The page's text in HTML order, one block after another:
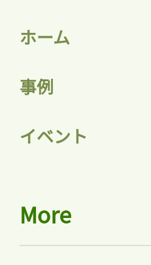
記事
ホーム
事例
イベント
More